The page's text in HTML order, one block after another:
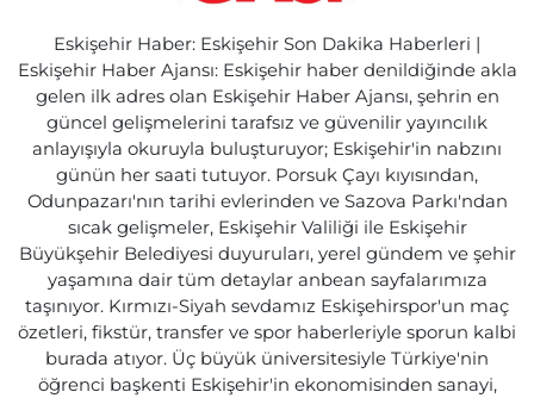
Eskişehir Haber: Eskişehir Son Dakika Haberleri |
Eskişehir Haber Ajansı: Eskişehir haber denildiğinde akla
gelen ilk adres olan Eskişehir Haber Ajansı, şehrin en
güncel gelişmelerini tarafsız ve güvenilir yayıncılık
anlayışıyla okuruyla buluşturuyor; Eskişehir'in nabzını
günün her saati tutuyor. Porsuk Çayı kıyısından,
Odunpazarı'nın tarihi evlerinden ve Sazova Parkı'ndan
sıcak gelişmeler, Eskişehir Valiliği ile Eskişehir
Büyükşehir Belediyesi duyuruları, yerel gündem ve şehir
yaşamına dair tüm detaylar anbean sayfalarımıza
taşınıyor. Kırmızı-Siyah sevdamız Eskişehirspor'un maç
özetleri, fikstür, transfer ve spor haberleriyle sporun kalbi
burada atıyor. Üç büyük üniversitesiyle Türkiye'nin
öğrenci başkenti Eskişehir'in ekonomisinden sanayi,